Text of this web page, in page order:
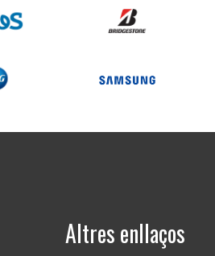
Altres enllaços